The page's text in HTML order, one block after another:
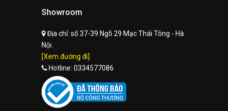
Showroom
Địa chỉ: số 37-39 Ngõ 29 Mạc Thái Tông - Hà
Nội.
[Xem đường đi]
Hotline: 0334577086